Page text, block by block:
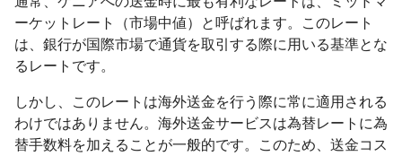
ーケットレート（市場中値）と呼ばれます。このレート
は、銀行が国際市場で通貨を取引する際に用いる基準とな
るレートです。
しかし、このレートは海外送金を行う際に常に適用される
わけではありません。海外送金サービスは為替レートに為
替手数料を加えることが一般的です。このため、送金コス